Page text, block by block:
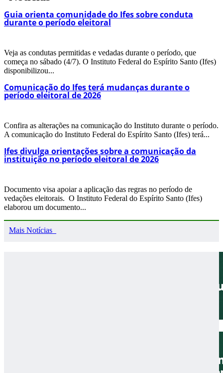
Guia orienta comunidade do Ifes sobre conduta
durante o período eleitoral
Veja as condutas permitidas e vedadas durante o período, que
começa no sábado (4/7). O Instituto Federal do Espírito Santo (Ifes)
disponibilizou...
Comunicação do Ifes terá mudanças durante o
período eleitoral de 2026
Confira as alterações na comunicação do Instituto durante o período.
A comunicação do Instituto Federal do Espírito Santo (Ifes) terá...
Ifes divulga orientações sobre a comunicação da
instituição no período eleitoral de 2026
Documento visa apoiar a aplicação das regras no período de
vedações eleitorais. O Instituto Federal do Espírito Santo (Ifes)
elaborou um documento...
Mais Notícias